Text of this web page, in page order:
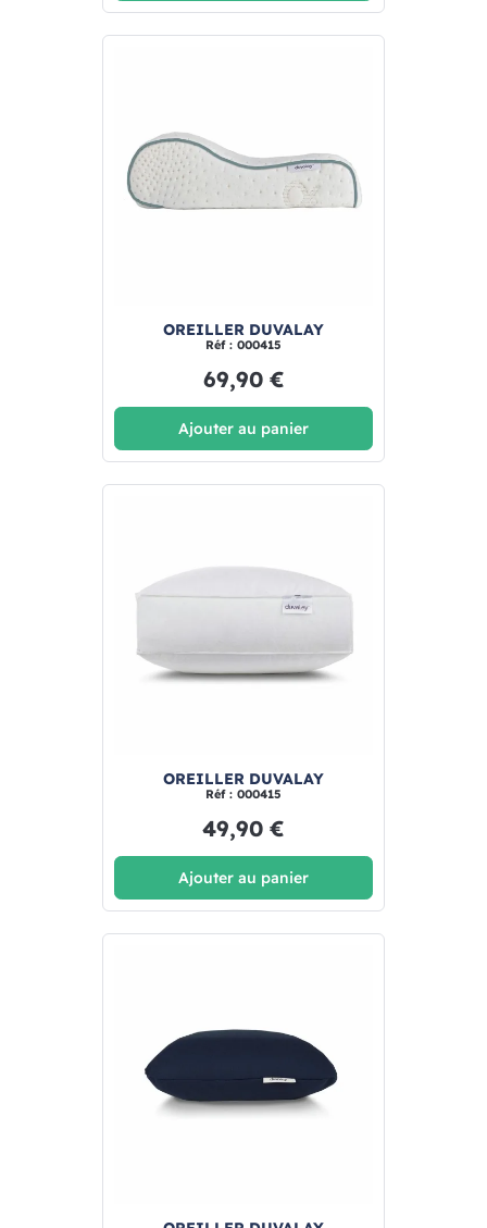
OREILLER DUVALAY
Réf : 000415
69,90 €
Ajouter au panier
OREILLER DUVALAY
Réf : 000415
49,90 €
Ajouter au panier